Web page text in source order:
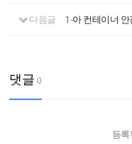
다음글 1-아 컨테이너
댓글 0
등